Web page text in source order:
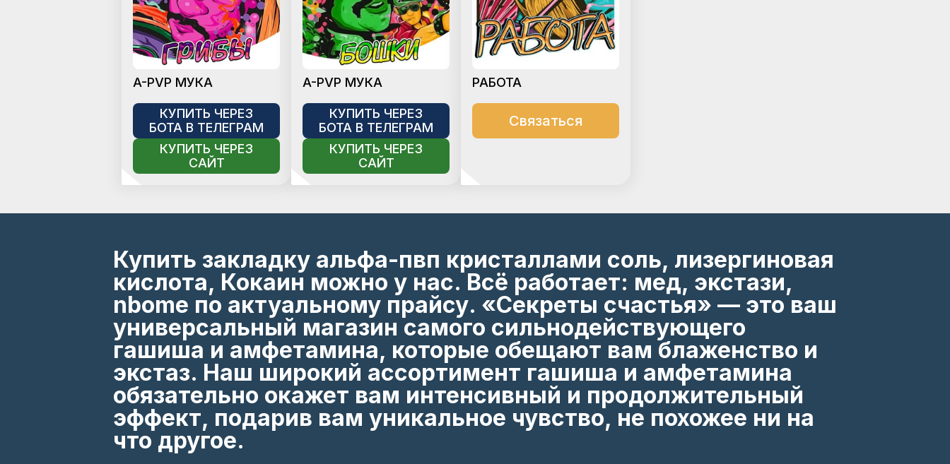
A-PVP МУКА
КУПИТЬ ЧЕРЕЗ
БОТА В ТЕЛЕГРАМ
КУПИТЬ ЧЕРЕЗ
САЙТ
A-PVP МУКА
КУПИТЬ ЧЕРЕЗ
БОТА В ТЕЛЕГРАМ
КУПИТЬ ЧЕРЕЗ
САЙТ
РАБОТА
Связаться
Купить закладку альфа-пвп кристаллами соль, лизергиновая
кислота, Кокаин можно у нас. Всё работает: мед, экстази,
nbome по актуальному прайсу. «Секреты счастья» — это ваш
универсальный магазин самого сильнодействующего
гашиша и амфетамина, которые обещают вам блаженство и
экстаз. Наш широкий ассортимент гашиша и амфетамина
обязательно окажет вам интенсивный и продолжительный
эффект, подарив вам уникальное чувство, не похожее ни на
что другое.